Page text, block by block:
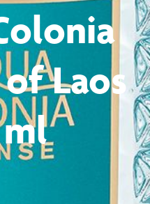
Laos